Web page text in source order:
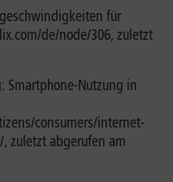
für
de/node/306, zuletzt
Smartphone-Nutzung in
consumers/internet-
zuletzt abgerufen am